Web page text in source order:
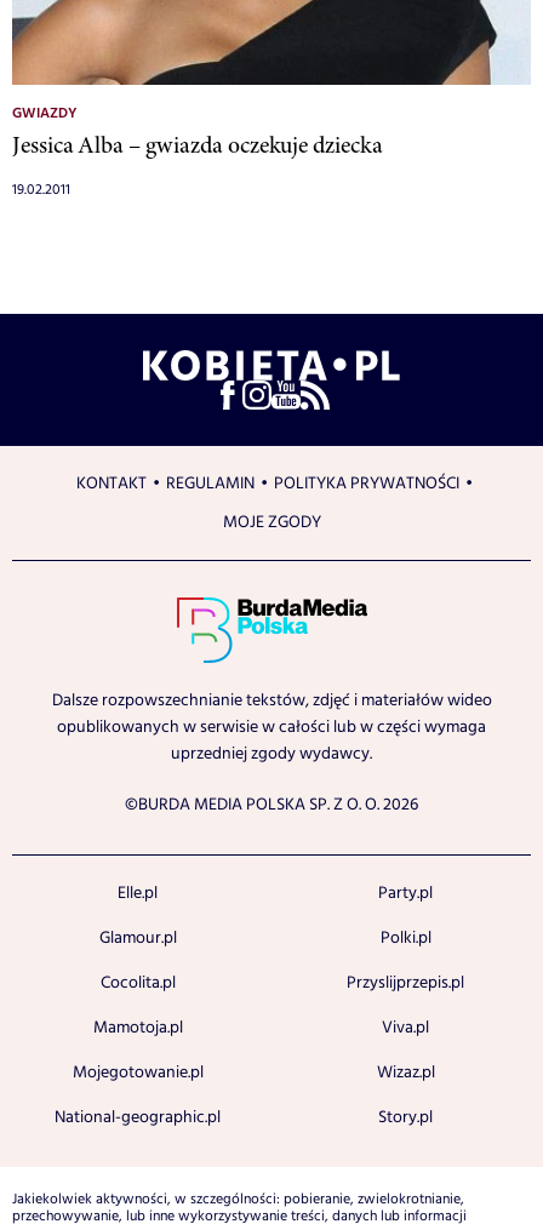
GWIAZDY
Jessica Alba – gwiazda oczekuje dziecka
19.02.2011
KONTAKT REGULAMIN
POLITYKA PRYWATNOŚCI
MOJE ZGODY
Dalsze rozpowszechnianie tekstów, zdjęć i materiałów wideo
opublikowanych w serwisie w całości lub w części wymaga
uprzedniej zgody wydawcy.
©BURDA MEDIA POLSKA SP. Z O. O. 2026
Elle.pl
Glamour.pl
Cocolita.pl
Mamotoja.pl
Mojegotowanie.pl
National-geographic.pl
Party.pl
Polki.pl
Przyslijprzepis.pl
Viva.pl
Wizaz.pl
Story.pl
Jakiekolwiek aktywności, w szczególności: pobieranie, zwielokrotnianie,
przechowywanie, lub inne wykorzystywanie treści, danych lub informacji